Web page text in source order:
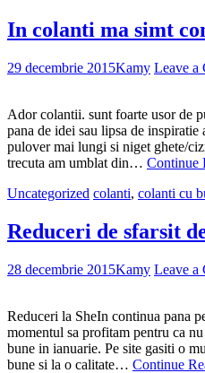
In colanti ma simt
29 decembrie 2015Kamy Leave a
Ador colantii. sunt foarte usor de
pana de idei sau lipsa de
pulover mai lungi si niget ghete/
trecuta am umblat din… Continue
Uncategorized colanti, colanti cu
Reduceri de sfarsit
28 decembrie 2015Kamy Leave a
Reduceri la SheIn continua pana
momentul sa profitam pentru ca
bune in ianuarie. Pe site gasiti o
bune si la o calitate… Continue